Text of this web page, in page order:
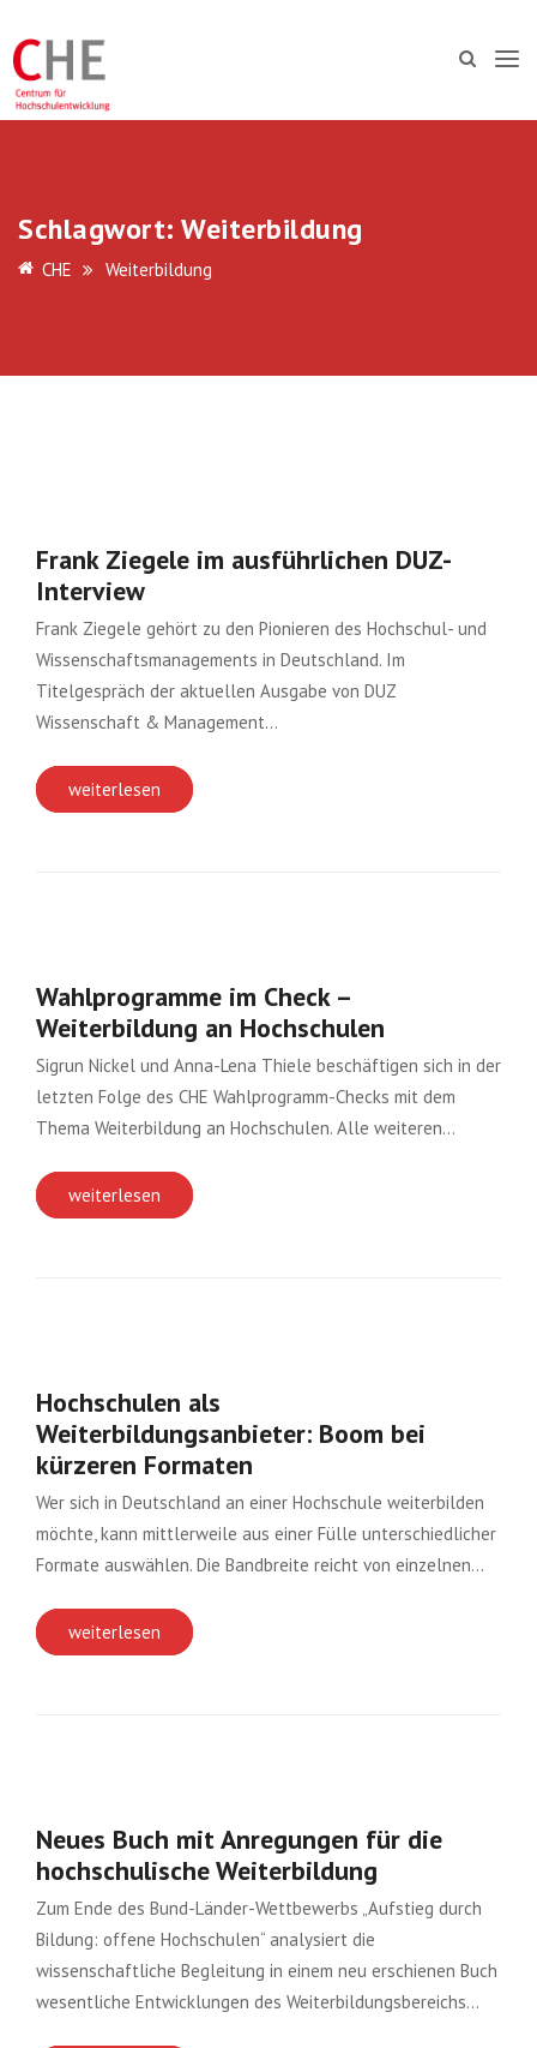
Schlagwort: Weiterbildung
CHE Weiterbildung
Frank Ziegele im ausführlichen DUZ-
Interview
Frank Ziegele gehört zu den Pionieren des Hochschul- und
Wissenschaftsmanagements in Deutschland. Im
Titelgespräch der aktuellen Ausgabe von DUZ
Wissenschaft & Management…
weiterlesen
Wahlprogramme im Check –
Weiterbildung an Hochschulen
Sigrun Nickel und Anna-Lena Thiele beschäftigen sich in der
letzten Folge des CHE Wahlprogramm-Checks mit dem
Thema Weiterbildung an Hochschulen. Alle weiteren…
weiterlesen
Hochschulen als
Weiterbildungsanbieter: Boom bei
kürzeren Formaten
Wer sich in Deutschland an einer Hochschule weiterbilden
möchte, kann mittlerweile aus einer Fülle unterschiedlicher
Formate auswählen. Die Bandbreite reicht von einzelnen…
weiterlesen
Neues Buch mit Anregungen für die
hochschulische Weiterbildung
Zum Ende des Bund-Länder-Wettbewerbs „Aufstieg durch
Bildung: offene Hochschulen“ analysiert die
wissenschaftliche Begleitung in einem neu erschienen Buch
wesentliche Entwicklungen des Weiterbildungsbereichs…